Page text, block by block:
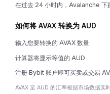
在过去 24 小时内，Avalanche 下
如何将 AVAX 转换为 AUD
输入您要转换的 AVAX 数量
计算器将显示等值的 AUD
注册 Bybit 账户即可买卖或交易
AVAX 至 AUD 的汇率根据市场数据实